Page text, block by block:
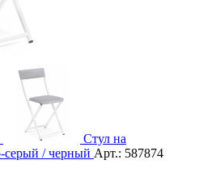
Стул на
серый / черный Арт.: 587874